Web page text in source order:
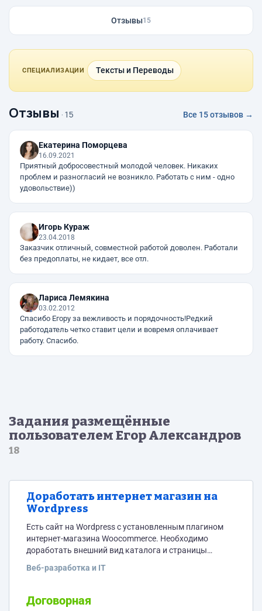
Отзывы15
СПЕЦИАЛИЗАЦИИ Тексты и Переводы
Отзывы · 15 Все 15 отзывов →
Екатерина Поморцева
16.09.2021
Приятный добросовестный молодой человек. Никаких
проблем и разногласий не возникло. Работать с ним - одно
удовольствие))
Игорь Кураж
23.04.2018
Заказчик отличный, совместной работой доволен. Работали
без предоплаты, не кидает, все отл.
Лариса Лемякина
03.02.2012
Спасибо Егору за вежливость и порядочность!Редкий
работодатель четко ставит цели и вовремя оплачивает
работу. Спасибо.
Задания размещённые
пользователем Егор Александров
18
Доработать интернет магазин на
Wordpress
Есть сайт на Wordpress с установленным плагином
интернет-магазина Woocommerce. Необходимо
доработать внешний вид каталога и страницы
https://banka-pet.ru/catalog/ Плюс добавить скрипт
примере.
Веб-разработка и IT
Договорная